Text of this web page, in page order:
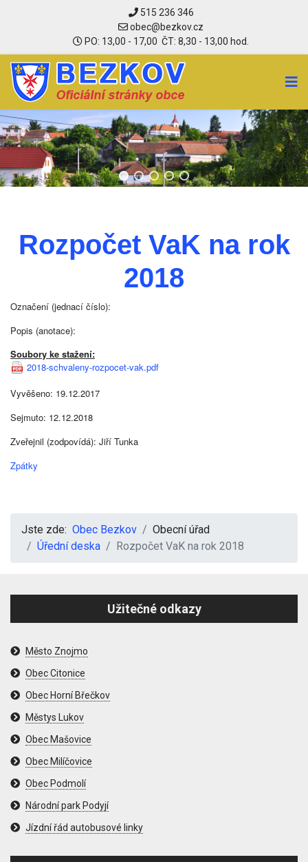
515 236 346
PO: 13,00 - 17,00 ČT: 8,30 - 13,00 hod.
Rozpočet VaK na rok
2018
Označení (jednací číslo):
Popis (anotace):
Soubory ke stažení:
2018-schvaleny-rozpocet-vak.pdf
Vyvěšeno: 19.12.2017
Sejmuto: 12.12.2018
Zveřejnil (zodpovídá): Jiří Tunka
Zpátky
Jste zde: Obec Bezkov
Obecní úřad
Úřední deska
Rozpočet VaK na rok 2018
Užitečné odkazy
Město Znojmo
Obec Citonice
Obec Horní Břečkov
Městys Lukov
Obec Mašovice
Obec Milíčovice
Obec Podmolí
Národní park Podyjí
Jízdní řád autobusové linky